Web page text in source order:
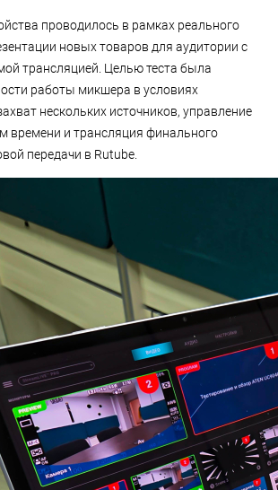
проводилось в рамках реального
новых товаров для аудитории с
трансляцией. Целью теста была
работы микшера в условиях
нескольких источников, управление
времени и трансляция финального
передачи в Rutube.